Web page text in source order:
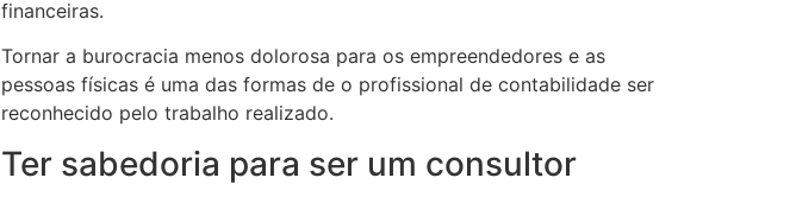
financeiras.
Tornar a burocracia menos dolorosa para os empreendedores e as
pessoas físicas é uma das formas de o profissional de contabilidade ser
reconhecido pelo trabalho realizado.
Ter sabedoria para ser um consultor